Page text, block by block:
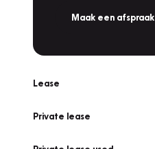
Maak een afspraak
Lease
Private lease